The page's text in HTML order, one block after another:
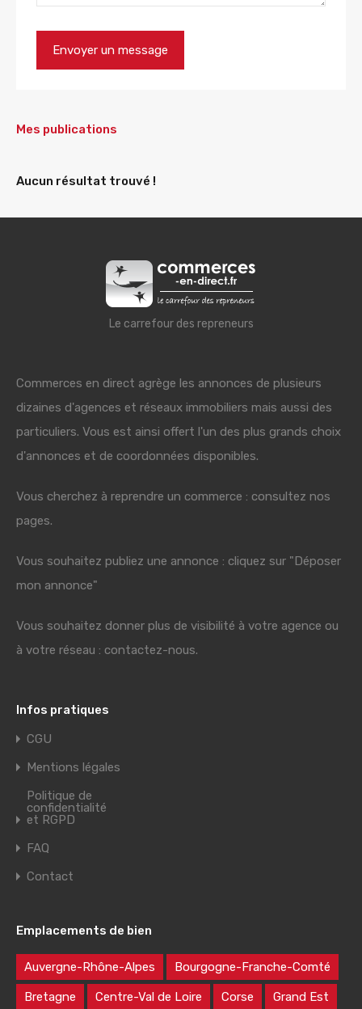
Mes publications
Aucun résultat trouvé !
Le carrefour des repreneurs
Commerces en direct agrège les annonces de plusieurs
dizaines d'agences et réseaux immobiliers mais aussi des
particuliers. Vous est ainsi offert l'un des plus grands choix
d'annonces et de coordonnées disponibles.
Vous cherchez à reprendre un commerce : consultez nos
pages.
Vous souhaitez publiez une annonce : cliquez sur "Déposer
mon annonce"
Vous souhaitez donner plus de visibilité à votre agence ou
à votre réseau : contactez-nous.
Infos pratiques
CGU
Mentions légales
Politique de
confidentialité
et RGPD
FAQ
Contact
Emplacements de bien
Auvergne-Rhône-Alpes Bourgogne-Franche-Comté
Bretagne Centre-Val de Loire Corse Grand Est